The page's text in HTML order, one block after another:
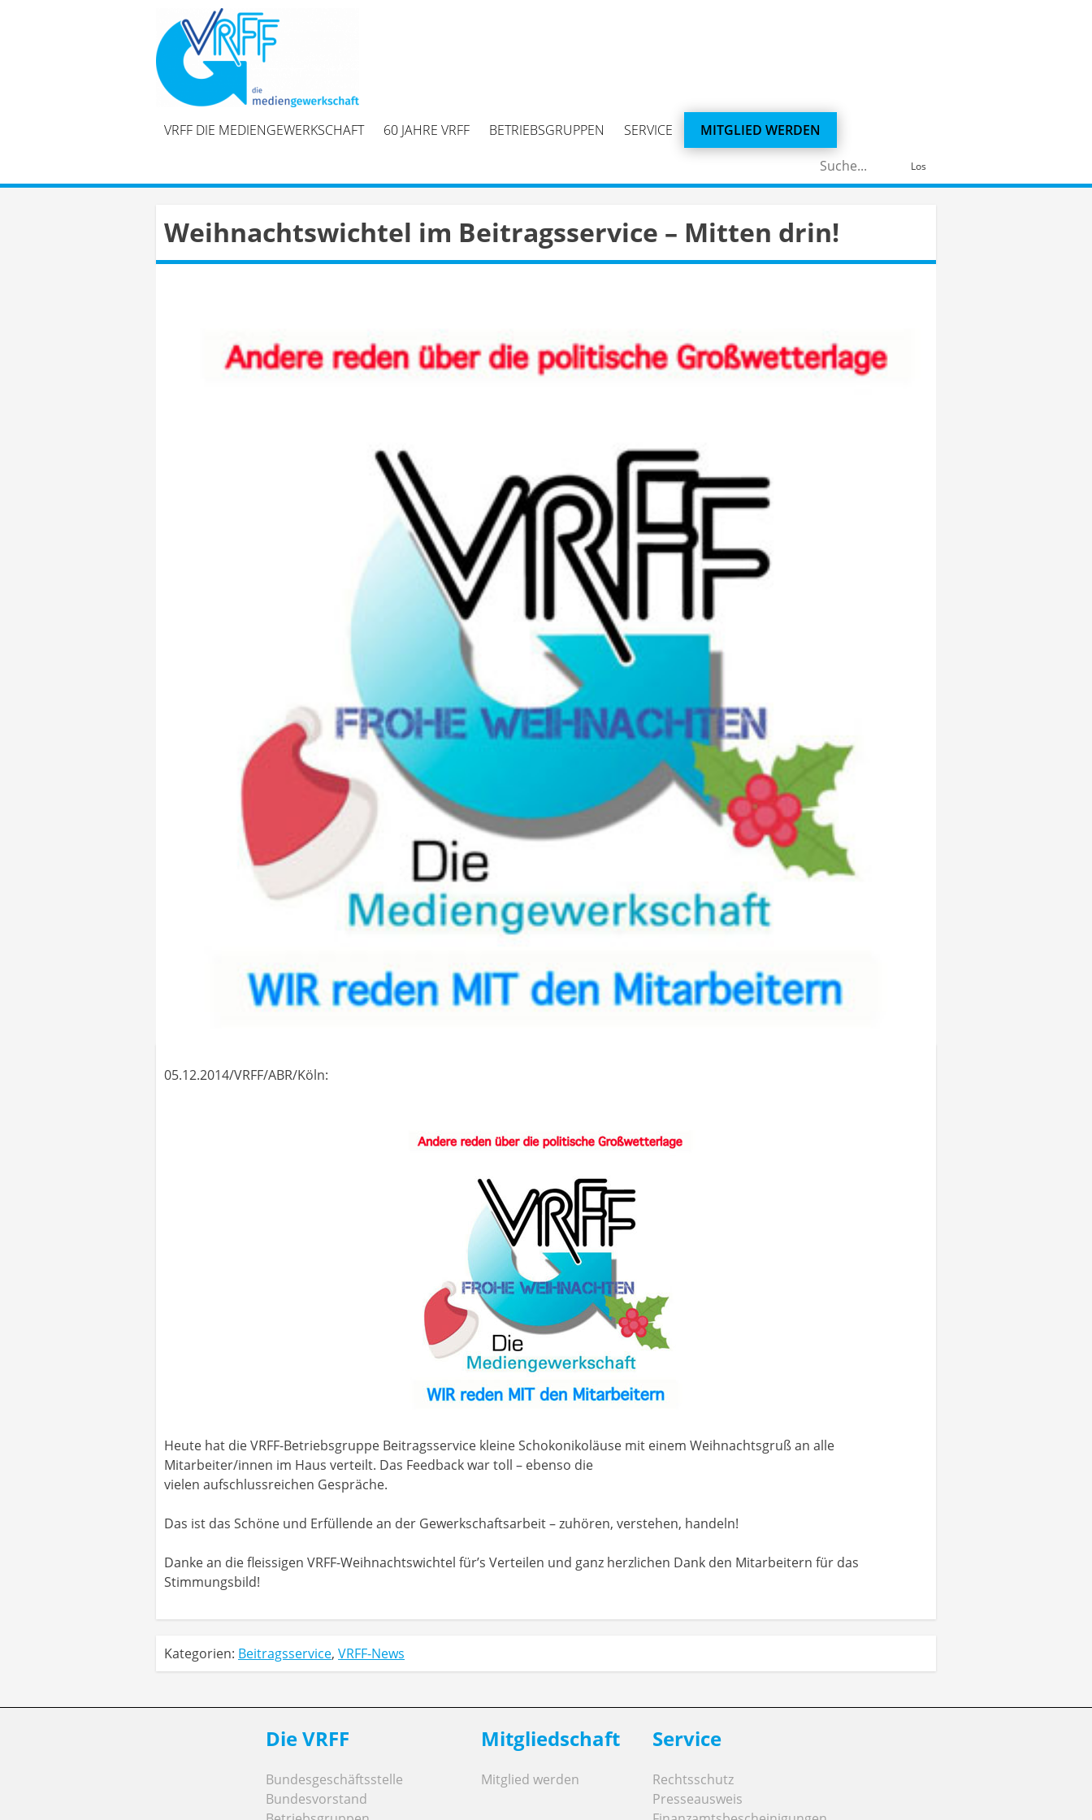
VRFF DIE MEDIENGEWERKSCHAFT 60 JAHRE VRFF BETRIEBSGRUPPEN SERVICE
MITGLIED WERDEN
Los
Weihnachtswichtel im Beitragsservice – Mitten drin!
05.12.2014/VRFF/ABR/Köln:
Heute hat die VRFF-Betriebsgruppe Beitragsservice kleine Schokonikoläuse mit einem Weihnachtsgruß an alle
Mitarbeiter/innen im Haus verteilt. Das Feedback war toll – ebenso die
vielen aufschlussreichen Gespräche.
Das ist das Schöne und Erfüllende an der Gewerkschaftsarbeit – zuhören, verstehen, handeln!
Danke an die fleissigen VRFF-Weihnachtswichtel für’s Verteilen und ganz herzlichen Dank den Mitarbeitern für das
Stimmungsbild!
Kategorien: Beitragsservice, VRFF-News
Die VRFF
Bundesgeschäftsstelle
Bundesvorstand
Mitgliedschaft
Mitglied werden
Service
Rechtsschutz
Presseausweis